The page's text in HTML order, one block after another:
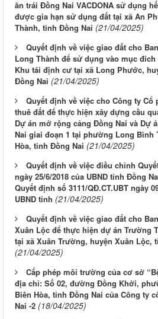
ăn trái Đồng Nai VACDONA sử dụng
được gia hạn sử dụng đất tại xã An
Thành, tỉnh Đồng Nai (21/04/2025)
Quyết định về việc giao đất cho
Long Thành để sử dụng vào mục
Khu tái định cư tại xã Long Phước,
Đồng Nai (21/04/2025)
Quyết định về việc cho Công ty Cổ
thuê đất để thực hiện xây dựng cầu
Dự án mở rộng cảng Đồng Nai và Dự
Nai giai đoạn 1 tại phường Long Bình
Hòa, tỉnh Đồng Nai (21/04/2025)
Quyết định về việc điều chỉnh
ngày 25/6/2018 của UBND tỉnh Đồng
Quyết định số 3111/QĐ.CT.UBT ngày
UBND tỉnh (21/04/2025)
Quyết định về việc giao đất cho
Xuân Lộc để thực hiện dự án Trường
tại xã Xuân Trường, huyện Xuân Lộc,
(21/04/2025)
Cấp phép môi trường của cơ sở
địa chỉ: Số 02, đường Đồng Khởi,
Biên Hòa, tỉnh Đồng Nai của Công ty
Nai -2 (18/04/2025)